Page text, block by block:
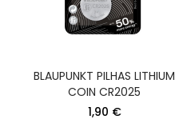
BLAUPUNKT PILHAS LITHIUM
COIN CR2025
1,90 €